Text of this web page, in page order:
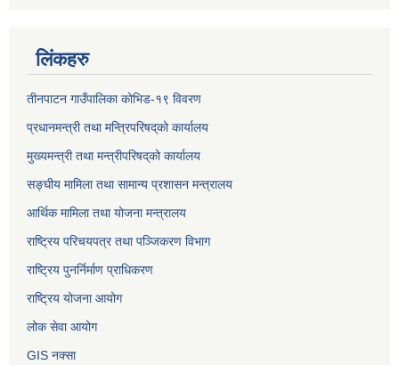
लिंकहरु
तीनपाटन गाउँपालिका कोभिड-१९ विवरण
प्रधानमन्त्री तथा मन्त्रिपरिषद्‌को कार्यालय
मुख्यमन्त्री तथा मन्त्रीपरिषद्‌को कार्यालय
सङ्घीय मामिला तथा सामान्य प्रशासन मन्त्रालय
आर्थिक मामिला तथा योजना मन्त्रालय
राष्ट्रिय परिचयपत्र तथा पञ्जिकरण विभाग
राष्ट्रिय पुनर्निर्माण प्राधिकरण
राष्ट्रिय योजना आयोग
लोक सेवा आयोग
GIS नक्सा